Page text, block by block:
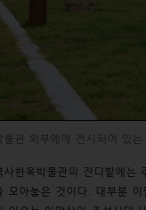
물관 외부에에 전시되어 있
사한옥박물관의 잔디밭에는
모아놓은 것이다. 대부분